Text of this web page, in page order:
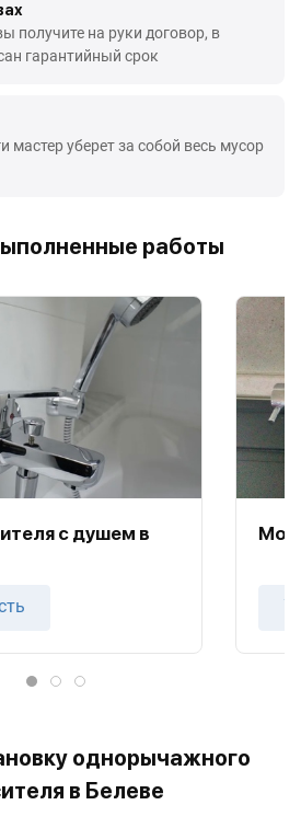
получите на руки договор, в
гарантийный срок
мастер уберет за собой весь мусор
работы
с душем в
однорычажного
в Белеве